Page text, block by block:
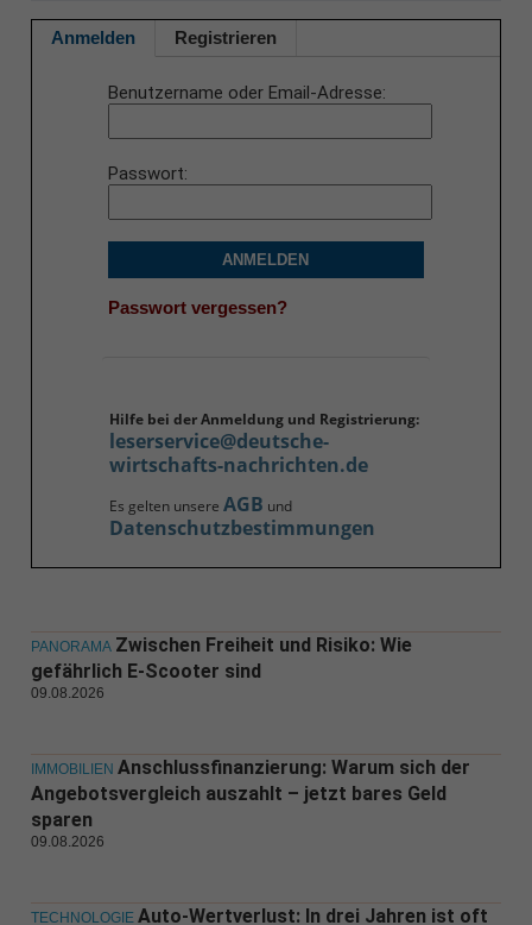
Anmelden Registrieren
Benutzername oder Email-Adresse
Passwort
ANMELDEN
Passwort vergessen?
Hilfe bei der Anmeldung und Registrierung:
leserservice@deutsche-
wirtschafts-nachrichten.de
Es gelten unsere AGB und
Datenschutzbestimmungen
PANORAMA Zwischen Freiheit und Risiko: Wie
gefährlich E-Scooter sind
09.08.2026
IMMOBILIEN Anschlussfinanzierung: Warum sich der
Angebotsvergleich auszahlt – jetzt bares Geld
sparen
09.08.2026
TECHNOLOGIE Auto-Wertverlust: In drei Jahren ist oft